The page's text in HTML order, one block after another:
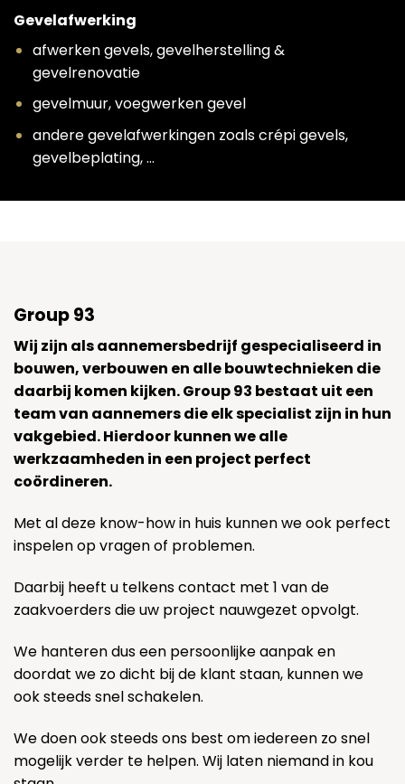
Gevelafwerking
afwerken gevels, gevelherstelling &
gevelrenovatie
gevelmuur, voegwerken gevel
andere gevelafwerkingen zoals crépi gevels,
gevelbeplating, …
Group 93
Wij zijn als aannemersbedrijf gespecialiseerd in
bouwen, verbouwen en alle bouwtechnieken die
daarbij komen kijken. Group 93 bestaat uit een
team van aannemers die elk specialist zijn in hun
vakgebied. Hierdoor kunnen we alle
werkzaamheden in een project perfect
coördineren.
Met al deze know-how in huis kunnen we ook perfect
inspelen op vragen of problemen.
Daarbij heeft u telkens contact met 1 van de
zaakvoerders die uw project nauwgezet opvolgt.
We hanteren dus een persoonlijke aanpak en
doordat we zo dicht bij de klant staan, kunnen we
ook steeds snel schakelen.
We doen ook steeds ons best om iedereen zo snel
mogelijk verder te helpen. Wij laten niemand in kou